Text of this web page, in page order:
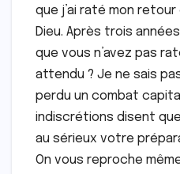
que j’ai raté mon
Dieu. Après trois
que vous n’avez pas
attendu ? Je ne sais
perdu un combat
indiscrétions disent
au sérieux votre
On vous reproche